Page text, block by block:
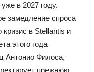
в 2027 году.
замедление спроса
в Stellantis и
этого года
Антонио Филоса,
прежнюю